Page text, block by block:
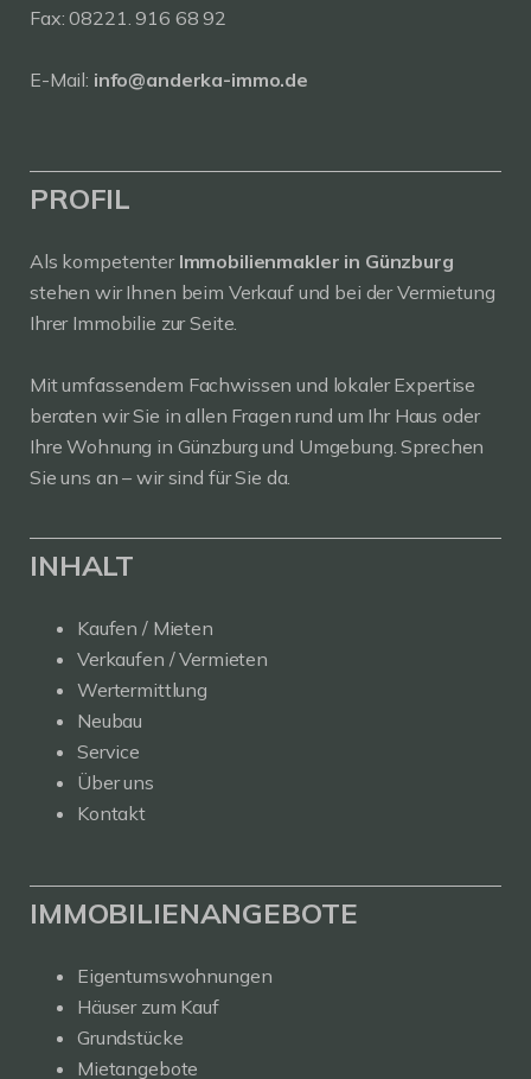
Fax: 08221. 916 68 92
E-Mail: info@anderka-immo.de
PROFIL
Als kompetenter Immobilienmakler in Günzburg
stehen wir Ihnen beim Verkauf und bei der Vermietung
Ihrer Immobilie zur Seite.
Mit umfassendem Fachwissen und lokaler Expertise
beraten wir Sie in allen Fragen rund um Ihr Haus oder
Ihre Wohnung in Günzburg und Umgebung. Sprechen
Sie uns an – wir sind für Sie da.
INHALT
Kaufen / Mieten
Verkaufen / Vermieten
Wertermittlung
Neubau
Service
Über uns
Kontakt
IMMOBILIENANGEBOTE
Eigentumswohnungen
Häuser zum Kauf
Grundstücke
Mietangebote